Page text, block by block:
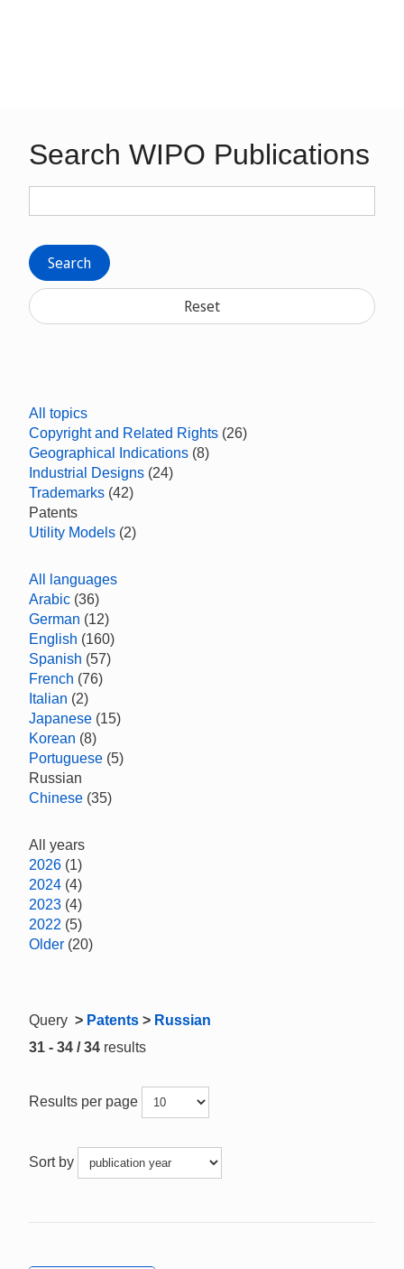
Search WIPO Publications
Search
Reset
All topics
Copyright and Related Rights (26)
Geographical Indications (8)
Industrial Designs (24)
Trademarks (42)
Patents
Utility Models (2)
All languages
Arabic (36)
German (12)
English (160)
Spanish (57)
French (76)
Italian (2)
Japanese (15)
Korean (8)
Portuguese (5)
Russian
Chinese (35)
All years
2026 (1)
2024 (4)
2023 (4)
2022 (5)
Older (20)
Query > Patents > Russian
31 - 34 / 34 results
Results per page
Sort by